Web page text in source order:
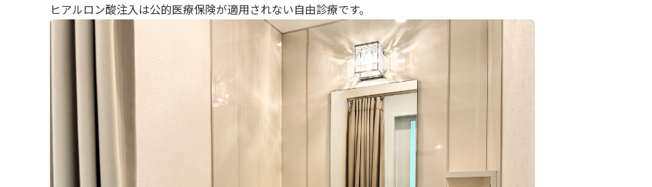
ヒアルロン酸注入は公的医療保険が適用されない自由診療です。